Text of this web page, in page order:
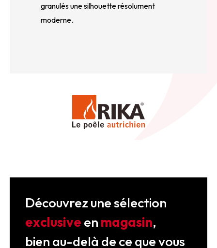
granulés une silhouette résolument
moderne.
Découvrez une sélection
exclusive en magasin,
bien au-delà de ce que vous